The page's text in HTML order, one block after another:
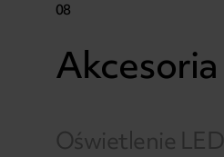
08
Akcesoria
Oświetlenie LED